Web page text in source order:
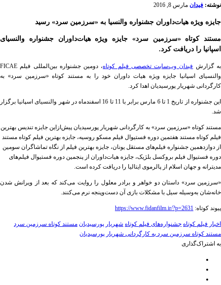
نوشته: فیدان مارس 8, 2016
جایزه ویژه هیات‌داوران جشنواره والنسیا به «سرزمین سرد» رسید
مستند کوتاه «سرزمین سرد» جایزه ویژه هیات‌داوران جشنواره والنسیای
اسپانیا را دریافت کرد.
به گزارش فیدان وب‌سایت تخصصی فیلم کوتاه
، دومین جشنواره بین‌المللی فیلم FICAE
والنسیای اسپانیا جایزه ویژه هیات داوران خود را به مستند کوتاه «سرزمین سرد» به
کارگردانی شهریار پورسیدیان اهدا کرد.
این جشنواره از تاریخ 1 تا 6 مارس برابر با 11 تا 16 اسفندماه در شهر والنسیای اسپانیا برگزار
شد.
مستند کوتاه «سرزمین سرد» به کارگردانی شهریار پورسیدیان پیش‌ازاین جایزه تندیس بهترین
فیلم کوتاه مستند هفتمین دوره فستیوال فیلم مسکو روسیه، جایزه بهترین فیلم کوتاه مستند
از دوازدهمین جشنواره فیلم‌های مستقل یونان، جایزه بهترین فیلم از نگاه تماشاگران سومین
دوره فستیوال فیلم بروکسل بلژیک، جایزه هیات‌داوران از پنجمین دوره فستیوال فیلم‌های
مدیترانه و جهان اسلام از پالرموی ایتالیا را دریافت کرده است.
«سرزمین سرد» داستان دو خواهر و برادر معلول را روایت می‌کند که بعد از ویرانش شدن
خانه‌شان به‌وسیله سیل با مشکلات بازی آن دست‌وپنجه نرم می‌کنند.
پیوند کوتاه: https://www.fidanfilm.ir/?p=2631
اخبار فیلم کوتاه جشنواره‌های فیلم کوتاه شهریار پورسیدیان مستند کوتاه سرزمین سرد
مستند کوتاه سرزمین سرد به کارگردانی شهریار پورسیدیان
به اشتراک‌گذاری